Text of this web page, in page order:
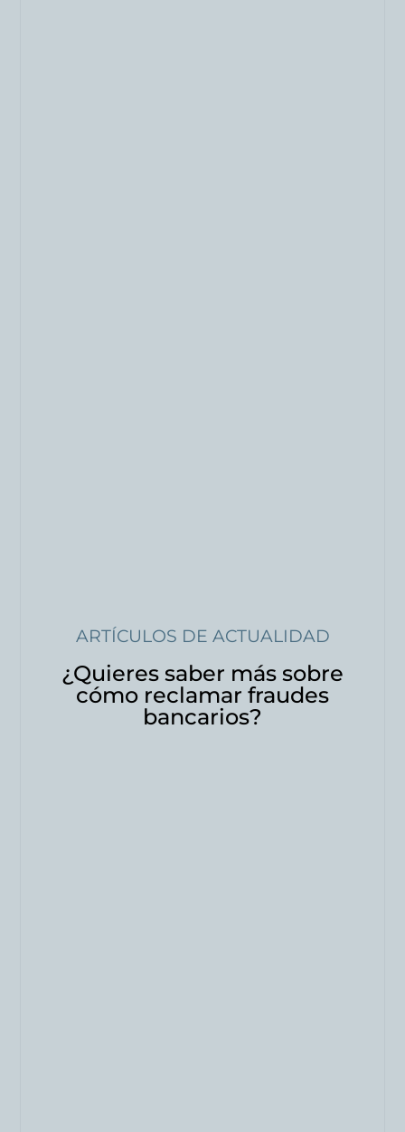
ARTÍCULOS DE ACTUALIDAD
¿Quieres saber más sobre
cómo reclamar fraudes
bancarios?